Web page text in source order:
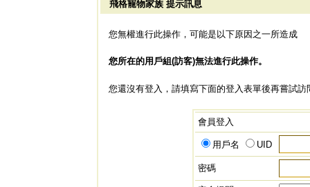
飛格寵物家族 提示訊息
您無權進行此操作，可能是以下原因之一所造成
您所在的用戶組(訪客)無法進行此操作。
您還沒有登入，請填寫下面的登入表單後再嘗試訪
會員登入
用戶名 UID
密碼